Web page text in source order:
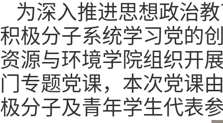
为深入推进思想政治
积极分子系统学习党的
资源与环境学院组织开
门专题党课，本次党课
极分子及青年学生代表